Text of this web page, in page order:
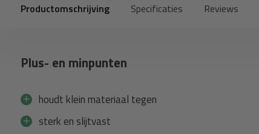
Productomschrijving Specificaties Reviews
Plus- en minpunten
houdt klein materiaal tegen
sterk en slijtvast